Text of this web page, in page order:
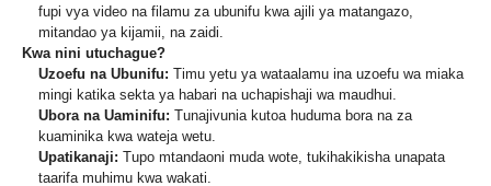
fupi vya video na filamu za ubunifu kwa ajili ya matangazo,
mitandao ya kijamii, na zaidi.
Kwa nini utuchague?
Uzoefu na Ubunifu: Timu yetu ya wataalamu ina uzoefu wa miaka
mingi katika sekta ya habari na uchapishaji wa maudhui.
Ubora na Uaminifu: Tunajivunia kutoa huduma bora na za
kuaminika kwa wateja wetu.
Upatikanaji: Tupo mtandaoni muda wote, tukihakikisha unapata
taarifa muhimu kwa wakati.